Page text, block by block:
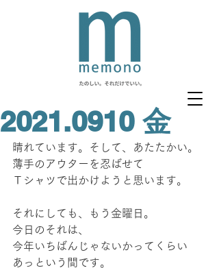
2021.0910 金
晴れています。そして、あたたかい。
薄手のアウターを忍ばせて
Ｔシャツで出かけようと思います。
それにしても、もう金曜日。
今日のそれは、
今年いちばんじゃないかってくらい
あっという間です。